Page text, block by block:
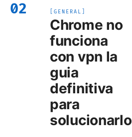
02 GENERAL
Chrome no
funciona
con vpn la
guia
definitiva
para
solucionarlo